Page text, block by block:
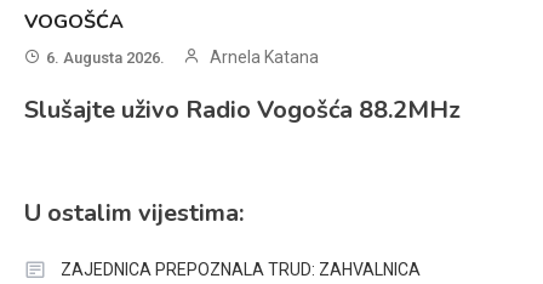
VOGOŠĆA
6. Augusta 2026. Arnela Katana
Slušajte uživo Radio Vogošća 88.2MHz
U ostalim vijestima:
ZAJEDNICA PREPOZNALA TRUD: ZAHVALNICA